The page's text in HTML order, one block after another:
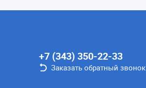
+7 (343) 350-22-33
Заказать обратный звонок